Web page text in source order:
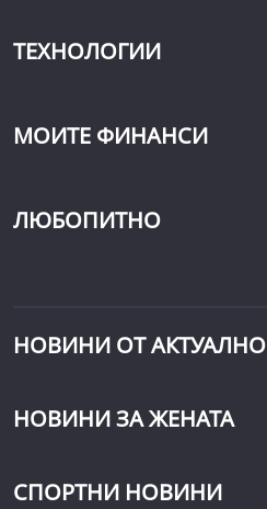
ТЕХНОЛОГИИ
МОИТЕ ФИНАНСИ
ЛЮБОПИТНО
НОВИНИ ОТ АКТУАЛНО
НОВИНИ ЗА ЖЕНАТА
СПОРТНИ НОВИНИ